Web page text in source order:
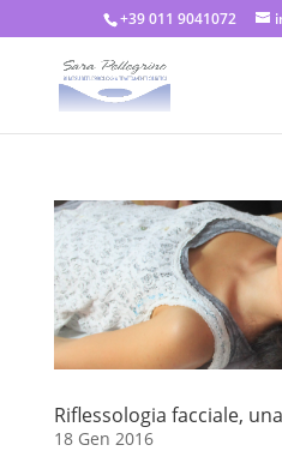
+39 011 9041072
Riflessologia facciale,
18 Gen 2016